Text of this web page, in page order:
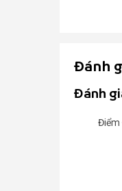
Đánh
Đánh
Điểm